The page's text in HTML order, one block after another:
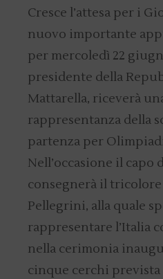
Cresce l’attesa per i
nuovo importante
per mercoledì 22
presidente della
Mattarella, riceverà
rappresentanza della
partenza per
Nell’occasione il capo
consegnerà il tricolore
Pellegrini, alla quale
rappresentare l’Italia
nella cerimonia
cinque cerchi prevista